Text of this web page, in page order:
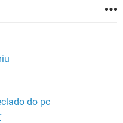
do pc